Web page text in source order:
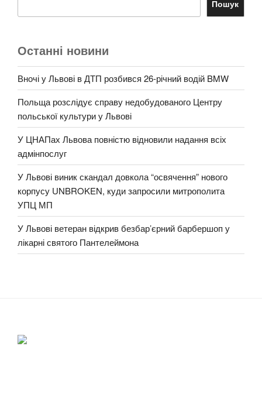
Пошук
Останні новини
Вночі у Львові в ДТП розбився 26-річний водій BMW
Польща розслідує справу недобудованого Центру
польської культури у Львові
У ЦНАПах Львова повністю відновили надання всіх
адмінпослуг
У Львові виник скандал довкола “освячення” нового
корпусу UNBROKEN, куди запросили митрополита
УПЦ МП
У Львові ветеран відкрив безбар’єрний барбершоп у
лікарні святого Пантелеймона